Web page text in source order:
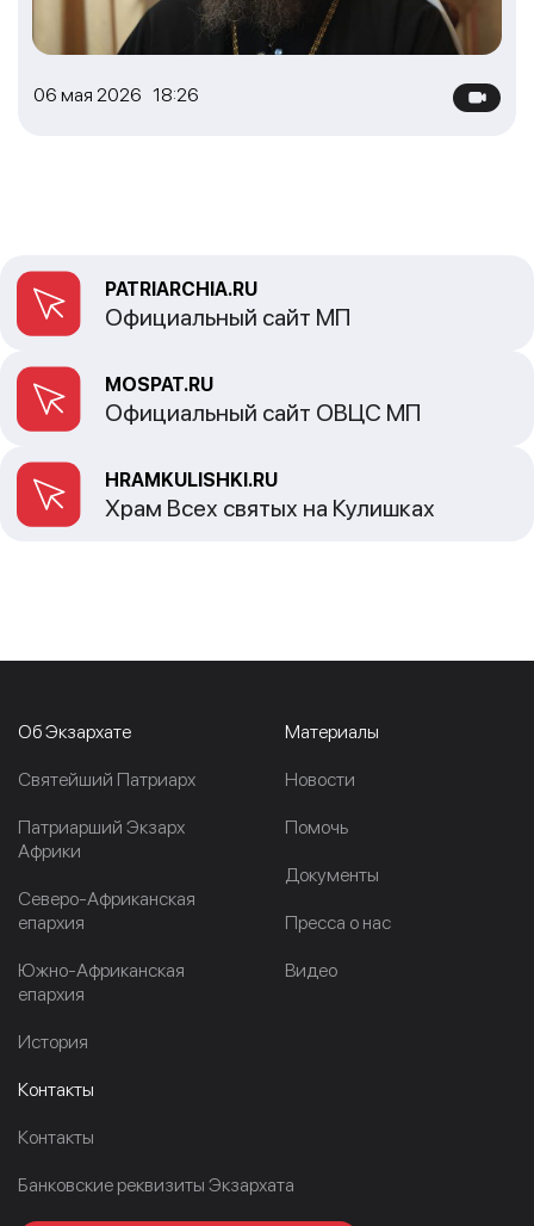
06 мая 2026 18:26
PATRIARCHIA.RU
Официальный сайт МП
MOSPAT.RU
Официальный сайт ОВЦС МП
HRAMKULISHKI.RU
Храм Всех святых на Кулишках
Об Экзархате
Cвятейший Патриарх
Патриарший Экзарх
Африки
Северо-Африканская
епархия
Южно-Африканская
епархия
История
Материалы
Новости
Помочь
Документы
Пресса о нас
Видео
Контакты
Контакты
Банковские реквизиты Экзархата